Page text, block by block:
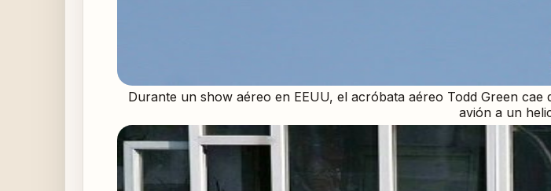
Durante un show aéreo en EEUU, el acróbata aéreo Todd Green
avión a un